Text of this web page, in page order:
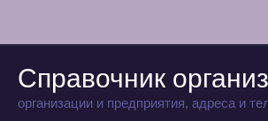
Справочник
организации и предприятия, адреса и